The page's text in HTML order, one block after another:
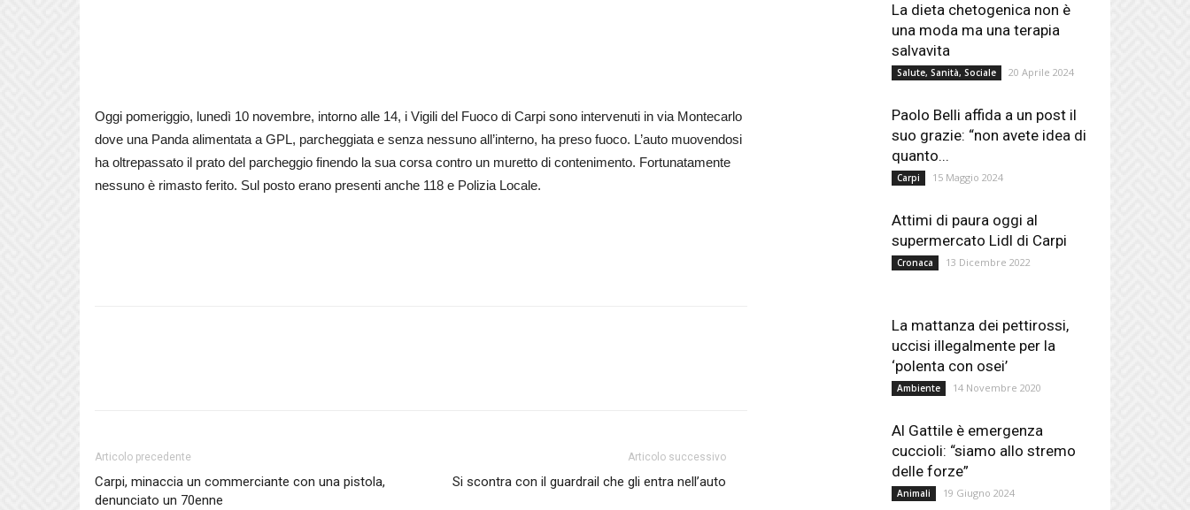
Oggi pomeriggio, lunedì 10 novembre, intorno alle 14, i Vigili del Fuoco di Carpi sono intervenuti in via Montecarlo
dove una Panda alimentata a GPL, parcheggiata e senza nessuno all’interno, ha preso fuoco. L’auto muovendosi
ha oltrepassato il prato del parcheggio finendo la sua corsa contro un muretto di contenimento. Fortunatamente
nessuno è rimasto ferito. Sul posto erano presenti anche 118 e Polizia Locale.
Articolo precedente
Carpi, minaccia un commerciante con una pistola,
denunciato un 70enne
Articolo successivo
Si scontra con il guardrail che gli entra nell’auto
La dieta chetogenica non è
una moda ma una terapia
salvavita
Salute, Sanità, Sociale 20 Aprile 2024
Paolo Belli affida a un post il
suo grazie: “non avete idea di
quanto...
Carpi 15 Maggio 2024
Attimi di paura oggi al
supermercato Lidl di Carpi
Cronaca 13 Dicembre 2022
La mattanza dei pettirossi,
uccisi illegalmente per la
‘polenta con osei’
Ambiente 14 Novembre 2020
Al Gattile è emergenza
cuccioli: “siamo allo stremo
delle forze”
Animali 19 Giugno 2024